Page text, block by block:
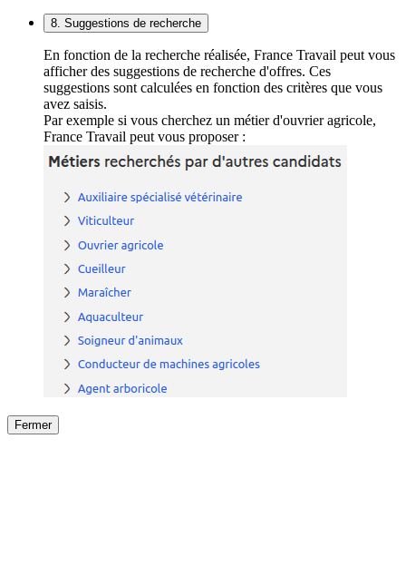
8. Suggestions de recherche
En fonction de la recherche réalisée, France Travail peut vous
afficher des suggestions de recherche d'offres. Ces
suggestions sont calculées en fonction des critères que vous
avez saisis.
Par exemple si vous cherchez un métier d'ouvrier agricole,
France Travail peut vous proposer :
Fermer